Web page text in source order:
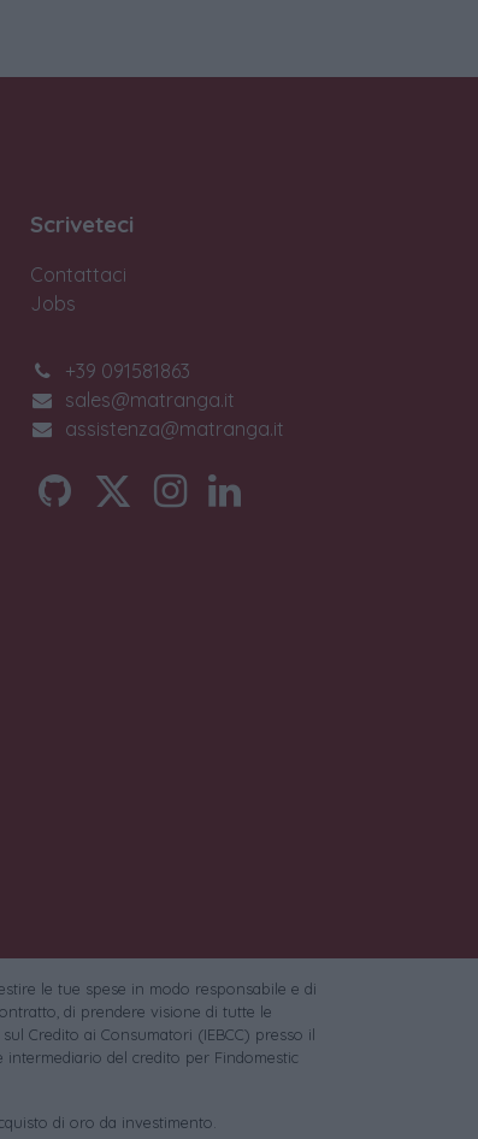
Scriveteci
Contattaci
Jobs
+39 091581863
sales@matranga.it
assistenza@matranga.it
le tue spese in modo responsabile e di
di prendere visione di tutte le
Credito ai Consumatori (IEBCC) presso il
del credito per Findomestic
di oro da investimento.